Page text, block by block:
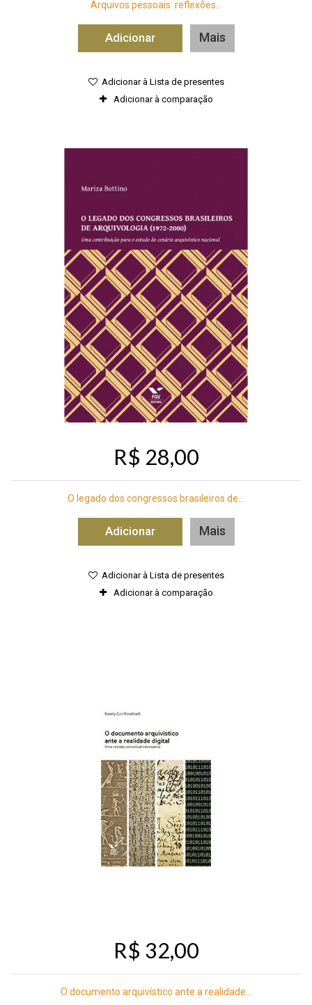
Arquivos pessoais: reflexões...
Adicionar Mais
Adicionar à Lista de presentes
Adicionar à comparação
R$ 28,00
O legado dos congressos brasileiros de...
Adicionar Mais
Adicionar à Lista de presentes
Adicionar à comparação
R$ 32,00
O documento arquivístico ante a realidade...